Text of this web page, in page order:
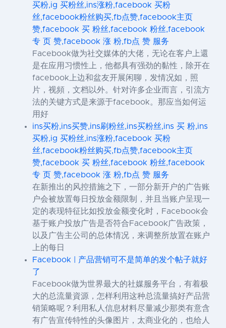
买粉,ig 买粉丝,ins涨粉,facebook 买粉
丝,facebook粉丝购买,fb点赞,facebook主页
赞,facebook 买 粉丝,facebook 粉丝,facebook
专 页 赞,facebook 涨 粉,fb点 赞 服务
Facebook做为社交媒体的大佬，无论在客户上還
是在应用习惯性上，他都具有强劲的黏性，除开在
facebook上边和盆友开展闲聊，发情况如，照
片，视頻，文档以外。针对许多企业而言，引流方
法的关键方式是来源于facebook。那应当如何运
用好
ins买粉,ins买赞,ins刷粉丝,ins买粉丝,ins 买 粉,ins
买粉,ig 买粉丝,ins涨粉,facebook 买粉
丝,facebook粉丝购买,fb点赞,facebook主页
赞,facebook 买 粉丝,facebook 粉丝,facebook
专 页 赞,facebook 涨 粉,fb点 赞 服务
在新推出的风控措施之下，一部分新开户的广告账
户会被放置每日投放金额限制，并且当账户呈现一
定的表现特征比如投放金额变化时，Facebook会
基于账户投放广告是否符合Facebook广告政策，
以及广告主公司的总体情况，来调整所放置在账户
上的每日
Facebook | 产品营销可不是简单的发个帖子就好
了
Facebook做为世界最大的社媒服务平台，有着极
大的总流量資源，怎样利用这种总流量搞好产品营
销策略呢？利用私人信息材料尽量减少那类有意含
有广告宣传特性的头像图片，太商业化的，也给人